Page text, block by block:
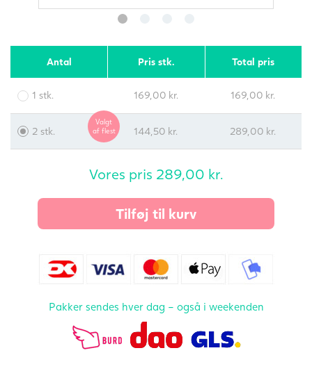
Antal Pris stk. Total pris
1 stk. 169,00 kr. 169,00 kr.
2 stk.
Valgt
af flest
144,50 kr. 289,00 kr.
Vores pris 289,00 kr.
Tilføj til kurv
Pakker sendes hver dag – også i weekenden